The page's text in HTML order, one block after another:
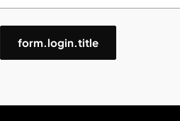
form.login.title